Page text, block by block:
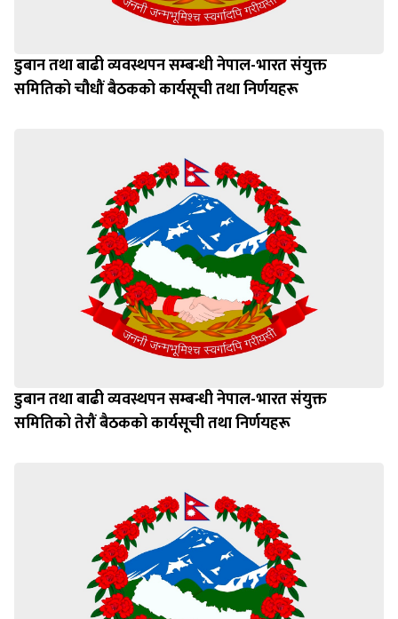
डुबान तथा बाढी व्यवस्थपन सम्बन्धी नेपाल-भारत संयुक्त
समितिको चौधौं बैठकको कार्यसूची तथा निर्णयहरू
डुबान तथा बाढी व्यवस्थपन सम्बन्धी नेपाल-भारत संयुक्त
समितिको तेरौं बैठकको कार्यसूची तथा निर्णयहरू